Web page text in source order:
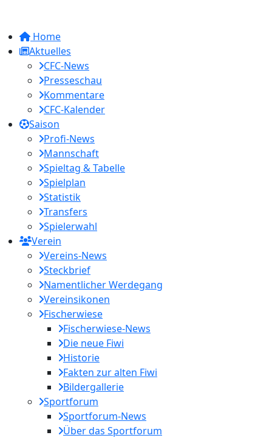
Home
Aktuelles
CFC-News
Presseschau
Kommentare
CFC-Kalender
Saison
Profi-News
Mannschaft
Spieltag & Tabelle
Spielplan
Statistik
Transfers
Spielerwahl
Verein
Vereins-News
Steckbrief
Namentlicher Werdegang
Vereinsikonen
Fischerwiese
Fischerwiese-News
Die neue Fiwi
Historie
Fakten zur alten Fiwi
Bildergallerie
Sportforum
Sportforum-News
Über das Sportforum